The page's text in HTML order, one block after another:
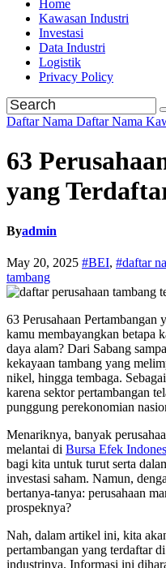
Home
Kawasan Industri
Investasi
Data Industri
Logistik
Privacy Policy
Daftar Nama Daftar Nama
63
yang
Byadmin
May 20, 2025 #BEI, #daftar
tambang
63 Perusahaan
kamu membayangkan betapa
daya alam? Dari Sabang
kekayaan tambang yang
nikel, hingga tembaga.
karena sektor pertambangan
punggung perekonomian
Menariknya, banyak
melantai di Bursa Efek
bagi kita untuk turut serta
investasi saham. Namun,
bertanya-tanya: perusahaan
prospeknya?
Nah, dalam artikel ini, kita
pertambangan yang terdaftar
industrinya. Informasi ini